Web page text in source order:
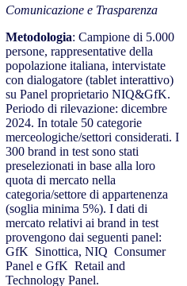
Comunicazione e Trasparenza
Metodologia: Campione di 5.000
persone, rappresentative della
popolazione italiana, intervistate
con dialogatore (tablet interattivo)
su Panel proprietario NIQ&GfK.
Periodo di rilevazione: dicembre
2024. In totale 50 categorie
merceologiche/settori considerati. I
300 brand in test sono stati
preselezionati in base alla loro
quota di mercato nella
categoria/settore di appartenenza
(soglia minima 5%). I dati di
mercato relativi ai brand in test
provengono dai seguenti panel:
GfK Sinottica, NIQ Consumer
Panel e GfK Retail and
Technology Panel.